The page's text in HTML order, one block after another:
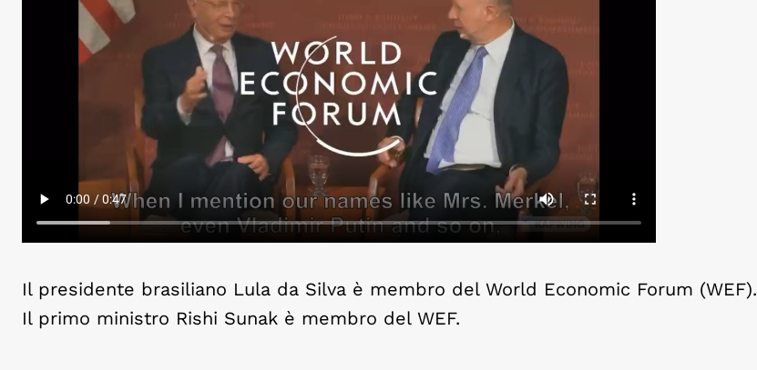
Il presidente brasiliano Lula da Silva è membro del World Economic Forum (WEF).
Il primo ministro Rishi Sunak è membro del WEF.